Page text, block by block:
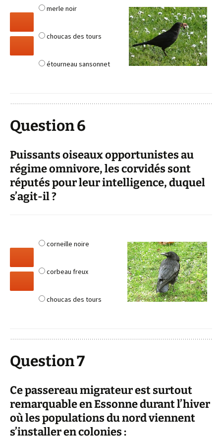
merle noir
choucas des tours
étourneau sansonnet
Question 6
Puissants oiseaux opportunistes au
régime omnivore, les corvidés sont
réputés pour leur intelligence, duquel
s’agit-il ?
corneille noire
corbeau freux
choucas des tours
Question 7
Ce passereau migrateur est surtout
remarquable en Essonne durant l’hiver
où les populations du nord viennent
s’installer en colonies :